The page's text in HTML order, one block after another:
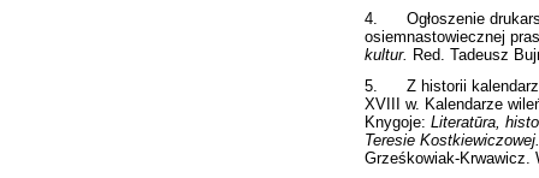
4. Ogłoszenie
osiemnastowiecznej
kultur. Red. Tadeusz
5. Z historii
XVIII w. Kalendarze
Knygoje: Literatūra,
Teresie Kostkiewiczowej.
Grześkowiak-Krwawicz.